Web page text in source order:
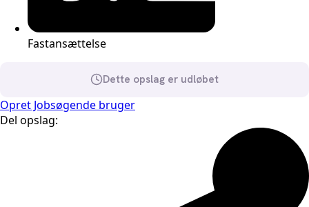
Fastansættelse
Dette opslag er udløbet
Opret Jobsøgende bruger
Del opslag: